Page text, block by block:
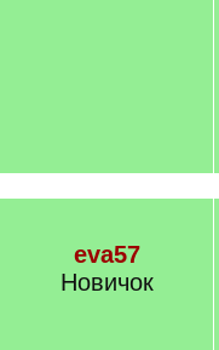
eva57
Новичок